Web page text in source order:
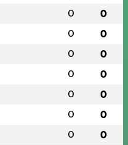
0 0
0 0
0 0
0 0
0 0
0 0
0 0